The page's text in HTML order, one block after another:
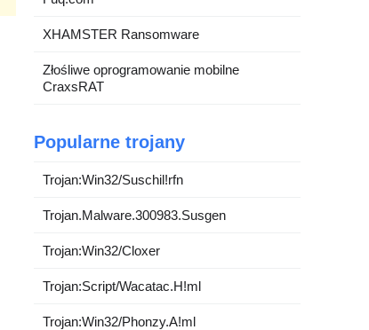
XHAMSTER Ransomware
Złośliwe oprogramowanie mobilne
CraxsRAT
Popularne trojany
Trojan:Win32/Suschil!rfn
Trojan.Malware.300983.Susgen
Trojan:Win32/Cloxer
Trojan:Script/Wacatac.H!ml
Trojan:Win32/Phonzy.A!ml